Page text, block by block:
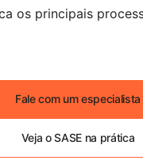
os principais
Fale com um especialista
Veja o SASE na prática